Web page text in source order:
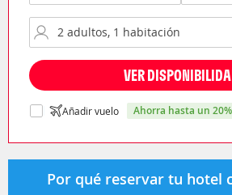
VER
Añadir vuelo ahorra hasta un 20%
Por qué reservar tu hotel